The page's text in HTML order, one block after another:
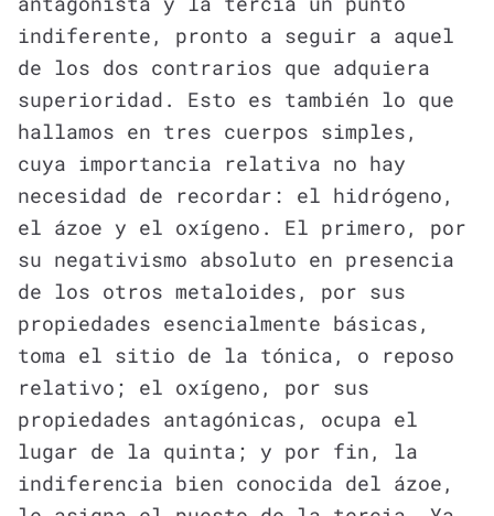
indiferente, pronto a seguir a aquel
de los dos contrarios que adquiera
superioridad. Esto es también lo que
hallamos en tres cuerpos simples,
cuya importancia relativa no hay
necesidad de recordar: el hidrógeno,
el ázoe y el oxígeno. El primero, por
su negativismo absoluto en presencia
de los otros metaloides, por sus
propiedades esencialmente básicas,
toma el sitio de la tónica, o reposo
relativo; el oxígeno, por sus
propiedades antagónicas, ocupa el
lugar de la quinta; y por fin, la
indiferencia bien conocida del ázoe,